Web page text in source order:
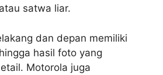
satwa liar.
dan depan memiliki
hasil foto yang
Motorola juga